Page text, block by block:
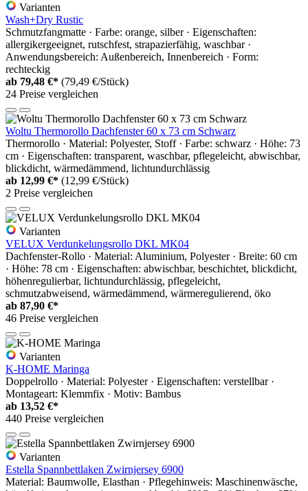
Varianten
Wash+Dry Rustic
Schmutzfangmatte · Farbe: orange, silber · Eigenschaften:
allergikergeeignet, rutschfest, strapazierfähig, waschbar ·
Anwendungsbereich: Außenbereich, Innenbereich · Form:
rechteckig
ab 79,48 €* (79,49 €/Stück)
24 Preise vergleichen
Woltu Thermorollo Dachfenster 60 x 73 cm Schwarz
Thermorollo · Material: Polyester, Stoff · Farbe: schwarz · Höhe: 73
cm · Eigenschaften: transparent, waschbar, pflegeleicht, abwischbar,
blickdicht, wärmedämmend, lichtundurchlässig
ab 12,99 €* (12,99 €/Stück)
2 Preise vergleichen
Varianten
VELUX Verdunkelungsrollo DKL MK04
Dachfenster-Rollo · Material: Aluminium, Polyester · Breite: 60 cm
· Höhe: 78 cm · Eigenschaften: abwischbar, beschichtet, blickdicht,
höhenregulierbar, lichtundurchlässig, pflegeleicht,
schmutzabweisend, wärmedämmend, wärmeregulierend, öko
ab 87,90 €*
46 Preise vergleichen
Varianten
K-HOME Maringa
Doppelrollo · Material: Polyester · Eigenschaften: verstellbar ·
Montageart: Klemmfix · Motiv: Bambus
ab 13,52 €*
440 Preise vergleichen
Varianten
Estella Spannbettlaken Zwirnjersey 6900
Material: Baumwolle, Elasthan · Pflegehinweis: Maschinenwäsche,